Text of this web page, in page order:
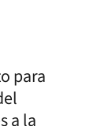
para
a la